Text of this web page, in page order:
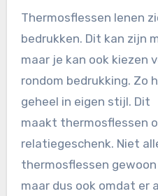
Thermosflessen lenen
bedrukken. Dit kan zijn
maar je kan ook kiezen
rondom bedrukking. Zo
geheel in eigen stijl. Dit
maakt thermosflessen
relatiegeschenk. Niet
thermosflessen
maar dus ook omdat er